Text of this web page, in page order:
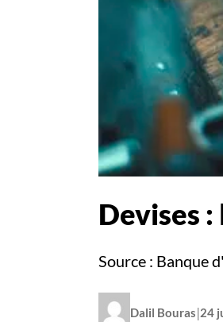
Devises
Source : Banque
Dalil Bouras|24